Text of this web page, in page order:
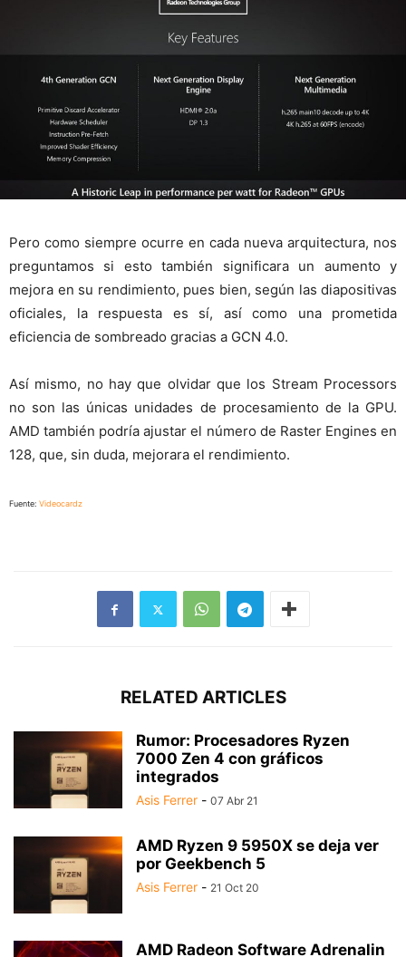
Pero como siempre ocurre en cada nueva arquitectura, nos
preguntamos si esto también significara un aumento y
mejora en su rendimiento, pues bien, según las diapositivas
oficiales, la respuesta es sí, así como una prometida
eficiencia de sombreado gracias a GCN 4.0.
Así mismo, no hay que olvidar que los Stream Processors
no son las únicas unidades de procesamiento de la GPU.
AMD también podría ajustar el número de Raster Engines en
128, que, sin duda, mejorara el rendimiento.
Fuente: Videocardz
RELATED ARTICLES
Rumor: Procesadores Ryzen
7000 Zen 4 con gráficos
integrados
Asis Ferrer - 07 Abr 21
AMD Ryzen 9 5950X se deja ver
por Geekbench 5
Asis Ferrer - 21 Oct 20
AMD Radeon Software Adrenalin